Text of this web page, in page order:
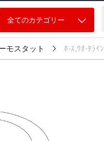
全てのカテゴリー
モスタット ﾎ-ｽ,ｳｵ-ﾀﾗｲﾝ